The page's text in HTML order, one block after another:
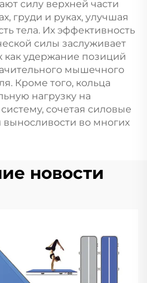
силу верхней части
груди и руках, улучшая
тела. Их эффективность
силы заслуживает
как удержание позиций
мышечного
Кроме того, кольца
нагрузку на
сочетая силовые
во многих
новости